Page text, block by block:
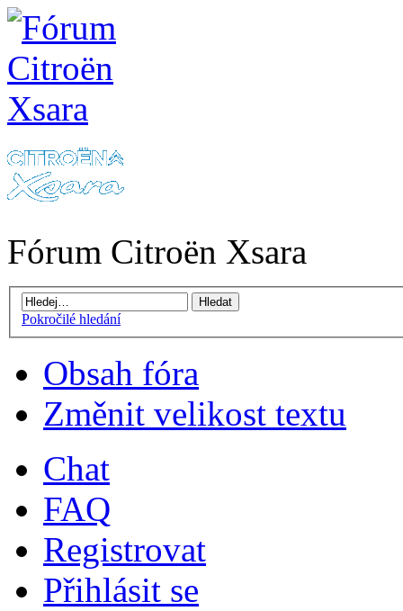
Fórum Citroën Xsara
Pokročilé hledání
Obsah fóra
Změnit velikost textu
Chat
FAQ
Registrovat
Přihlásit se